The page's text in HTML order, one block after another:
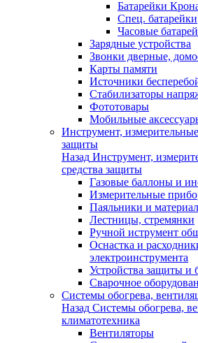
Батарейки
Спец. батарейки
Часовые
Зарядные устройства
Звонки дверные,
Карты памяти
Источники
Стабилизаторы
Фототовары
Мобильные
Инструмент,
защиты
Назад Инструмент,
средства защиты
Газовые баллоны и
Измерительные
Паяльники и
Лестницы, стремянки
Ручной иструмент
Оснастка и
электроинструмента
Устройства защиты и
Сварочное
Системы обогрева,
Назад Системы обогрева,
климатотехника
Вентиляторы